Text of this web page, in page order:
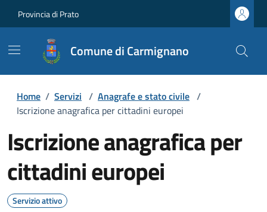
Provincia di Prato
Comune di Carmignano
Home / Servizi / Anagrafe e stato civile /
Iscrizione anagrafica per cittadini europei
Iscrizione anagrafica per
cittadini europei
Servizio attivo